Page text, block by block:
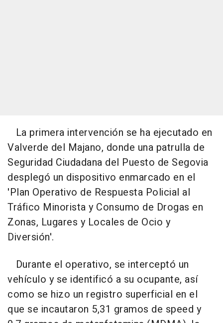
La primera intervención se ha ejecutado en
Valverde del Majano, donde una patrulla de
Seguridad Ciudadana del Puesto de Segovia
desplegó un dispositivo enmarcado en el
'Plan Operativo de Respuesta Policial al
Tráfico Minorista y Consumo de Drogas en
Zonas, Lugares y Locales de Ocio y
Diversión'.
Durante el operativo, se interceptó un
vehículo y se identificó a su ocupante, así
como se hizo un registro superficial en el
que se incautaron 5,31 gramos de speed y